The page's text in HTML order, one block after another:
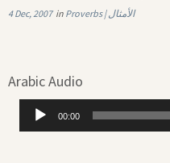
4 Dec, 2007in Proverbs | الأمثال
Arabic Audio
Audio
Player
00:00